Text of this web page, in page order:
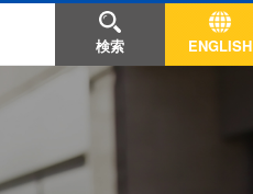
検索 ENGLISH